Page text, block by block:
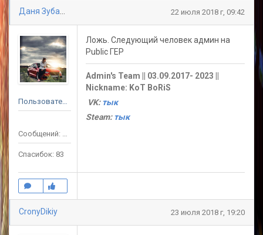
22 июля 2018 г, 09:42
Пользователь
Сообщений: 119
Спасибок: 83
Ложь. Следующий человек админ на
Public ГЕР
Admin's Team || 03.09.2017- 2023 ||
Nickname: KoT BoRiS
VK: тык
Steam:тык
CronyDikiy 23 июля 2018 г, 19:20